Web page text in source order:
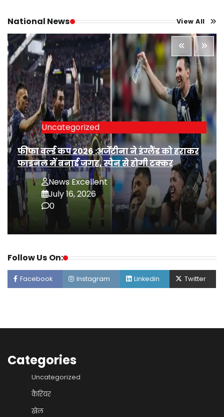
National News View All
Uncategorized
फीफा वर्ल्ड कप 2026 :अर्जेंटीना ने इंग्लैंड को हराकर
फाइनल में बनाई जगह, स्पेन से होगी टक्कर
News Excellent
July 16, 2026
0
Follow Us On:
Facebook Instagram Linkedin Twitter
Categories
Uncategorized
कैरियर
खेल